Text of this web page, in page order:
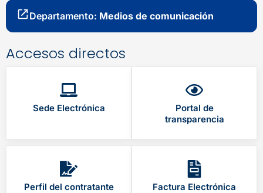
Departamento: Medios de comunicación
Accesos directos
Sede Electrónica
Portal de
transparencia
Perfil del contratante Factura Electrónica